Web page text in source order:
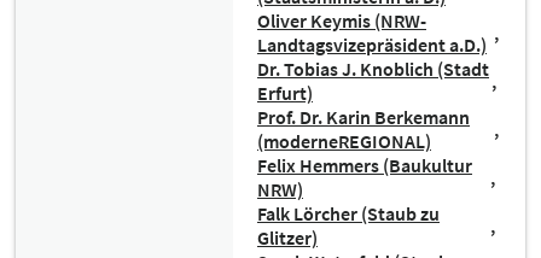
Oliver Keymis (NRW-
Landtagsvizepräsident a.D.)
Dr. Tobias J. Knoblich (Stadt
Erfurt)
Prof. Dr. Karin Berkemann
(moderneREGIONAL)
Felix Hemmers (Baukultur
NRW)
Falk Lörcher (Staub zu
Glitzer)